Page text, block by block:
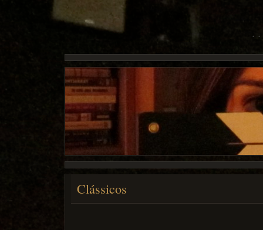
Clássicos